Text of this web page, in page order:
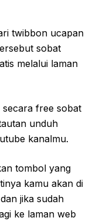
twibbon ucapan
sobat
melalui laman
free sobat
unduh
kanalmu.
tombol yang
kamu akan di
jika sudah
ke laman web